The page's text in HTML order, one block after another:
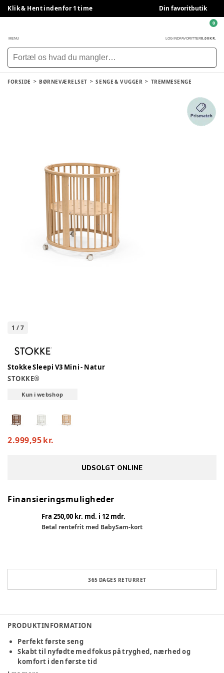
Klik & Hent indenfor 1 time Din favoritbutik
MENU LOG INDFAVORITTER0,00 KR.
0
FORSIDE BØRNEVÆRELSET SENGE & VUGGER TREMMESENGE
1 /7
Stokke Sleepi V3 Mini - Natur
STOKKE®
Kun i webshop
2.999,95 kr.
UDSOLGT ONLINE
Finansieringsmuligheder
Fra 250,00 kr. md. i 12 mdr.
Betal rentefrit med BabySam-kort
365 DAGES RETURRET
PRODUKTINFORMATION
Perfekt første seng
Skabt til nyfødte med fokus på tryghed, nærhed og
komfort i den første tid